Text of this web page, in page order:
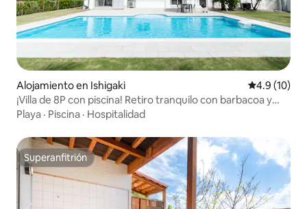
Alojamiento en Ishigaki Calificación
4.9 (10)
¡Villa de 8P con piscina! Retiro tranquilo con barbacoa y
observación de estrellas
Playa · Piscina · Hospitalidad
Superanfitrión
Superanfitrión